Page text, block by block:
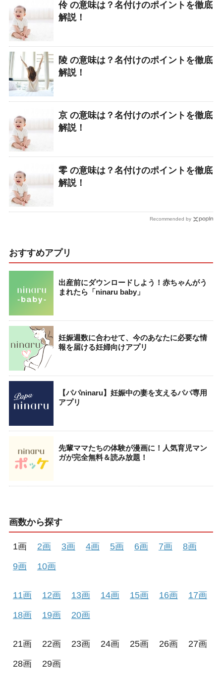
伶 の意味は？名付けのポイントを徹底
解説！
陵 の意味は？名付けのポイントを徹底
解説！
京 の意味は？名付けのポイントを徹底
解説！
零 の意味は？名付けのポイントを徹底
解説！
Recommended by
おすすめアプリ
出産前にダウンロードしよう！赤ちゃんがう
まれたら「ninaru baby」
妊娠週数に合わせて、今のあなたに必要な情
報を届ける妊婦向けアプリ
【パパninaru】妊娠中の妻を支えるパパ専用
アプリ
先輩ママたちの体験が漫画に！人気育児マン
ガが完全無料＆読み放題！
画数から探す
1画 2画 3画 4画 5画 6画 7画
8画
9画
10画
11画 12画 13画 14画 15画 16画
17画
18画
19画 20画
21画 22画 23画 24画 25画 26画
27画
28画
29画